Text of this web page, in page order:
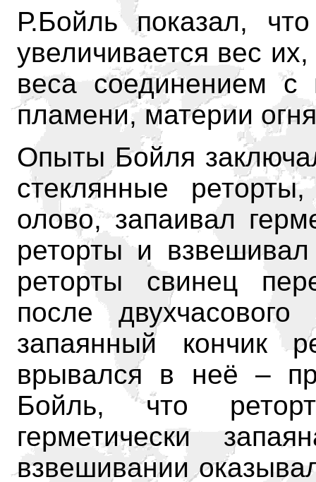
Р.Бойль показал,
увеличивается вес
веса соединением с
пламени, материи
Опыты Бойля
стеклянные
олово, запаивал
реторты и
реторты свинец
после
запаянный кончик
врывался в неё –
Бойль, что
герметически
взвешивании